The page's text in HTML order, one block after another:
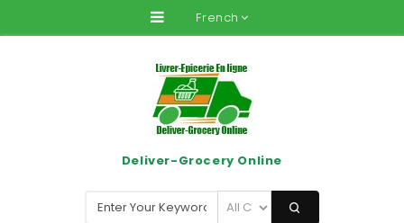
French
Deliver-Grocery Online